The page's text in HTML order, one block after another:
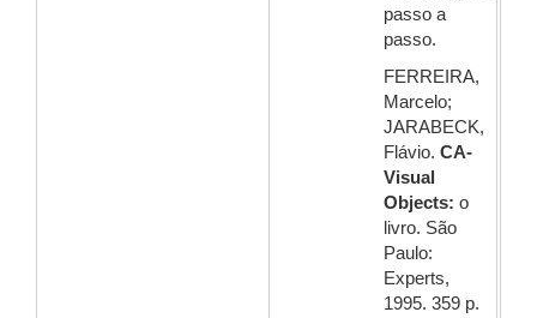
passo a
passo.
FERREIRA,
Marcelo;
JARABECK,
Flávio. CA-
Visual
Objects: o
livro. São
Paulo:
Experts,
1995. 359 p.